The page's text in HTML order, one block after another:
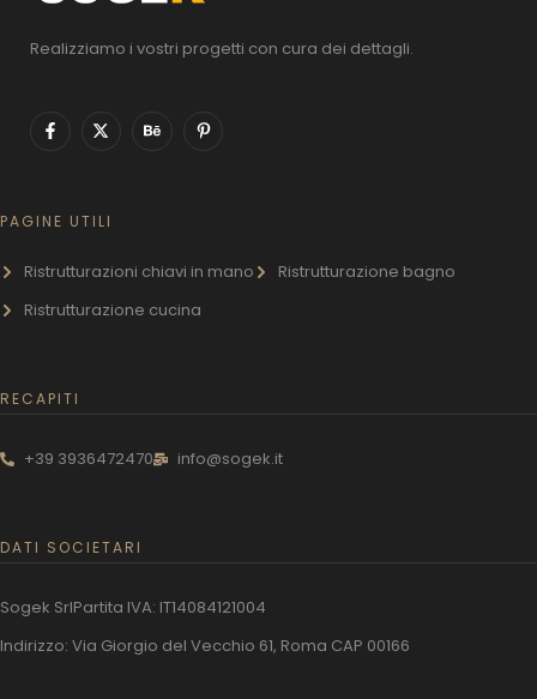
Realizziamo i vostri progetti con cura dei dettagli.
PAGINE UTILI
Ristrutturazioni chiavi in mano
Ristrutturazione bagno
Ristrutturazione cucina
RECAPITI
+39 3936472470 info@sogek.it
DATI SOCIETARI
Sogek SrlPartita IVA: IT14084121004
Indirizzo: Via Giorgio del Vecchio 61, Roma CAP 00166